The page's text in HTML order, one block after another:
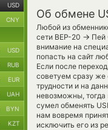
Об обмене
Любой из
сети BEP-20 → Пей
внимание на
попасть на сайт
Если после
советуем сразу же
трудности и на
невозможны,
сумел обменять
нам вовремя
исключить его из
USD
CNY
USD
RUB
EUR
UAH
BYN
KZT